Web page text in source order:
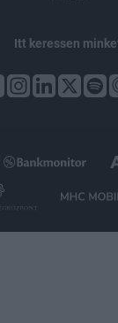
Itt keressen